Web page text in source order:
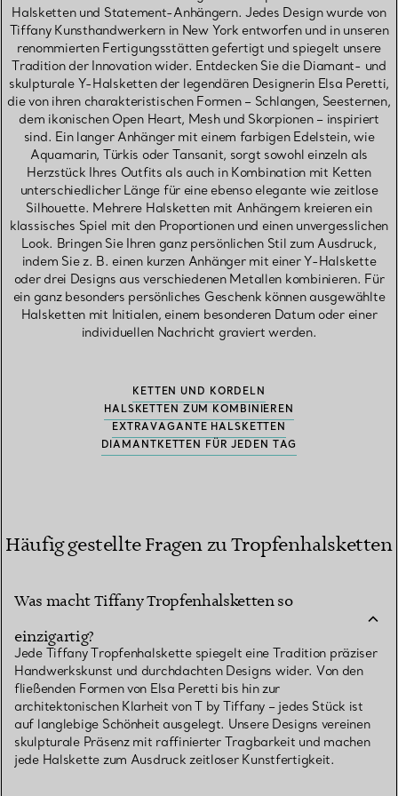
Halsketten und Statement-Anhängern. Jedes Design wurde von
Tiffany Kunsthandwerkern in New York entworfen und in unseren
renommierten Fertigungsstätten gefertigt und spiegelt unsere
Tradition der Innovation wider. Entdecken Sie die Diamant- und
skulpturale Y-Halsketten der legendären Designerin Elsa Peretti,
die von ihren charakteristischen Formen – Schlangen, Seesternen,
dem ikonischen Open Heart, Mesh und Skorpionen – inspiriert
sind. Ein langer Anhänger mit einem farbigen Edelstein, wie
Aquamarin, Türkis oder Tansanit, sorgt sowohl einzeln als
Herzstück Ihres Outfits als auch in Kombination mit Ketten
unterschiedlicher Länge für eine ebenso elegante wie zeitlose
Silhouette. Mehrere Halsketten mit Anhängern kreieren ein
klassisches Spiel mit den Proportionen und einen unvergesslichen
Look. Bringen Sie Ihren ganz persönlichen Stil zum Ausdruck,
indem Sie z. B. einen kurzen Anhänger mit einer Y-Halskette
oder drei Designs aus verschiedenen Metallen kombinieren. Für
ein ganz besonders persönliches Geschenk können ausgewählte
Halsketten mit Initialen, einem besonderen Datum oder einer
individuellen Nachricht graviert werden.
KETTEN UND KORDELN
HALSKETTEN ZUM KOMBINIEREN
EXTRAVAGANTE HALSKETTEN
DIAMANTKETTEN FÜR JEDEN TAG
Häufig gestellte Fragen zu Tropfenhalsketten
Was macht Tiffany Tropfenhalsketten so
einzigartig?
Jede Tiffany Tropfenhalskette spiegelt eine Tradition präziser
Handwerkskunst und durchdachten Designs wider. Von den
fließenden Formen von Elsa Peretti bis hin zur
architektonischen Klarheit von T by Tiffany – jedes Stück ist
auf langlebige Schönheit ausgelegt. Unsere Designs vereinen
skulpturale Präsenz mit raffinierter Tragbarkeit und machen
jede Halskette zum Ausdruck zeitloser Kunstfertigkeit.